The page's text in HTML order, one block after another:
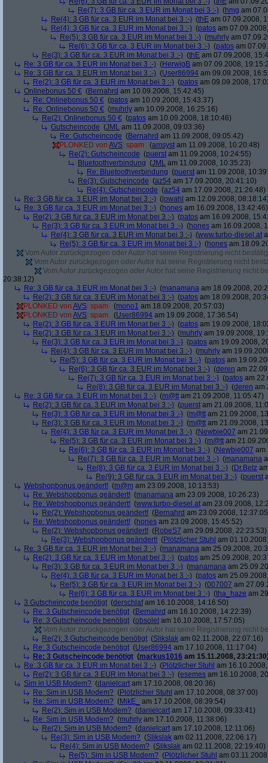
Re(7): 3 GB für ca. 3 EUR im Monat bei 3 :-) (hmg am
Re(4): 3 GB für ca. 3 EUR im Monat bei 3 :-) (thE am 07.09.2008,
Re(4): 3 GB für ca. 3 EUR im Monat bei 3 :-) (patos am
Re(5): 3 GB für ca. 3 EUR im Monat bei 3 :-) (muhrly am
Re(6): 3 GB für ca. 3 EUR im Monat bei 3 :-) (patos am
Re(3): 3 GB für ca. 3 EUR im Monat bei 3 :-) (thE am 07.09.2008,
Re: 3 GB für ca. 3 EUR im Monat bei 3 :-) (HerwigB am 07.09.2008,
Re: 3 GB für ca. 3 EUR im Monat bei 3 :-) (User86994 am 09.09.2008,
Re(2): 3 GB für ca. 3 EUR im Monat bei 3 :-) (patos am 09.09.2008,
Onlinebonus 50 € (Bernahrd am 10.09.2008, 15:42:45)
Re: Onlinebonus 50 € (patos am 10.09.2008, 15:43:37)
Re: Onlinebonus 50 € (muhrly am 10.09.2008, 16:25:16)
Re(2): Onlinebonus 50 € (patos am 10.09.2008, 18:10:46)
Gutscheincode (JML am 11.09.2008, 09:03:36)
Re: Gutscheincode (Bernahrd am 11.09.2008, 09:05:42)
PLONKED von AVS: spam (amsyst am 11.09.2008, 10:20:48)
Re(2): Gutscheincode (puerst am 11.09.2008, 10:24:55)
Bluetoothverbindung (JML am 11.09.2008, 10:35:23)
Re: Bluetoothverbindung (puerst am 11.09.2008,
Re(3): Gutscheincode (az54 am 17.09.2008, 20:41:10)
Re(4): Gutscheincode (az54 am 17.09.2008, 21:26:48)
Re: 3 GB für ca. 3 EUR im Monat bei 3 :-) (jowahl am 12.09.2008,
Re: 3 GB für ca. 3 EUR im Monat bei 3 :-) (hones am 16.09.2008, 13:42:46)
Re(2): 3 GB für ca. 3 EUR im Monat bei 3 :-) (patos am 16.09.2008,
Re(3): 3 GB für ca. 3 EUR im Monat bei 3 :-) (hones am 16.09.2008,
Re(4): 3 GB für ca. 3 EUR im Monat bei 3 :-) (www.turbo-diesel.at
Re(5): 3 GB für ca. 3 EUR im Monat bei 3 :-) (hones am
Vom Autor zurückgezogen oder Autor hat seine Registrierung nicht
Vom Autor zurückgezogen oder Autor hat seine Registrierung nicht
Vom Autor zurückgezogen oder Autor hat seine Registrierung nicht
20:38:12)
Re: 3 GB für ca. 3 EUR im Monat bei 3 :-) (manamana am 18.09.2008,
Re(2): 3 GB für ca. 3 EUR im Monat bei 3 :-) (patos am 18.09.2008,
PLONKED von AVS: spam (mono1 am 18.09.2008, 20:57:03)
PLONKED von AVS: spam (User86994 am 19.09.2008, 17:36:54)
Re(2): 3 GB für ca. 3 EUR im Monat bei 3 :-) (patos am 19.09.2008,
Re(2): 3 GB für ca. 3 EUR im Monat bei 3 :-) (muhrly am 19.09.2008,
Re(3): 3 GB für ca. 3 EUR im Monat bei 3 :-) (patos am 19.09.2008,
Re(4): 3 GB für ca. 3 EUR im Monat bei 3 :-) (muhrly am
Re(5): 3 GB für ca. 3 EUR im Monat bei 3 :-) (patos am
Re(6): 3 GB für ca. 3 EUR im Monat bei 3 :-) (deren am
Re(7): 3 GB für ca. 3 EUR im Monat bei 3 :-) (patos am
Re(8): 3 GB für ca. 3 EUR im Monat bei 3 :-) (deren am
Re: 3 GB für ca. 3 EUR im Monat bei 3 :-) (m@tt am 21.09.2008, 11:05:47)
Re(2): 3 GB für ca. 3 EUR im Monat bei 3 :-) (puerst am 21.09.2008,
Re(3): 3 GB für ca. 3 EUR im Monat bei 3 :-) (m@tt am 21.09.2008,
Re(3): 3 GB für ca. 3 EUR im Monat bei 3 :-) (m@tt am 21.09.2008,
Re(4): 3 GB für ca. 3 EUR im Monat bei 3 :-) (Newbie007 am
Re(5): 3 GB für ca. 3 EUR im Monat bei 3 :-) (m@tt am
Re(6): 3 GB für ca. 3 EUR im Monat bei 3 :-) (Newbie007 am
Re(7): 3 GB für ca. 3 EUR im Monat bei 3 :-) (manamana
Re(8): 3 GB für ca. 3 EUR im Monat bei 3 :-) (Dr.Betz
Re(9): 3 GB für ca. 3 EUR im Monat bei 3 :-) (puerst
Webshopbonus geändert! (m@m am 23.09.2008, 10:13:53)
Re: Webshopbonus geändert! (manamana am 23.09.2008, 10:26:23)
Re: Webshopbonus geändert! (www.turbo-diesel.at am 23.09.2008,
Re(2): Webshopbonus geändert! (Bernahrd am 23.09.2008,
Re: Webshopbonus geändert! (hones am 23.09.2008, 15:45:52)
Re(2): Webshopbonus geändert! (RobeS7 am 29.09.2008, 22:23:53)
Re(3): Webshopbonus geändert! (Plötzlicher Stuhl am
Re: 3 GB für ca. 3 EUR im Monat bei 3 :-) (manamana am 25.09.2008,
Re(2): 3 GB für ca. 3 EUR im Monat bei 3 :-) (patos am 25.09.2008,
Re(3): 3 GB für ca. 3 EUR im Monat bei 3 :-) (manamana am
Re(4): 3 GB für ca. 3 EUR im Monat bei 3 :-) (patos am
Re(5): 3 GB für ca. 3 EUR im Monat bei 3 :-) (007007 am
Re(6): 3 GB für ca. 3 EUR im Monat bei 3 :-) (tha_haze am
3 Gutscheincode benötigt (derschlafam 16.10.2008, 14:16:50)
Re: 3 Gutscheincode benötigt (Bernahrd am 16.10.2008, 14:22:39)
Re: 3 Gutscheincode benötigt (obsolet am 16.10.2008, 17:57:05)
Vom Autor zurückgezogen oder Autor hat seine Registrierung nicht
Re(2): 3 Gutscheincode benötigt (Slikslak am 02.11.2008, 22:07:16)
Re: 3 Gutscheincode benötigt (User86994 am 17.10.2008, 11:17:04)
Re: 3 Gutscheincode benötigt (markus1016 am 15.11.2008,
Re: 3 GB für ca. 3 EUR im Monat bei 3 :-) (Plötzlicher Stuhl am
Re(2): 3 GB für ca. 3 EUR im Monat bei 3 :-) (esemes am 16.10.2008,
Sim in USB Modem? (danielcart am 17.10.2008, 08:20:36)
Re: Sim in USB Modem? (Plötzlicher Stuhl am 17.10.2008, 08:37:00)
Re: Sim in USB Modem? (MikE_
am 17.10.2008, 08:39:54)
Re(2): Sim in USB Modem? (danielcart am 17.10.2008, 09:33:41)
Re: Sim in USB Modem? (muhrly am 17.10.2008, 11:38:06)
Re(2): Sim in USB Modem? (danielcart am 17.10.2008, 12:11:06)
Re(3): Sim in USB Modem? (Slikslak am 02.11.2008, 22:06:17)
Re(4): Sim in USB Modem? (Slikslak am 02.11.2008, 22:19:40)
Re(5): Sim in USB Modem? (Plötzlicher Stuhl am